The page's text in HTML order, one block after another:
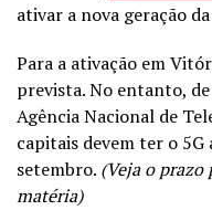
ativar a nova geração
Para a ativação em
prevista. No entanto,
Agência Nacional de
capitais devem ter o
setembro. (Veja o prazo
matéria)